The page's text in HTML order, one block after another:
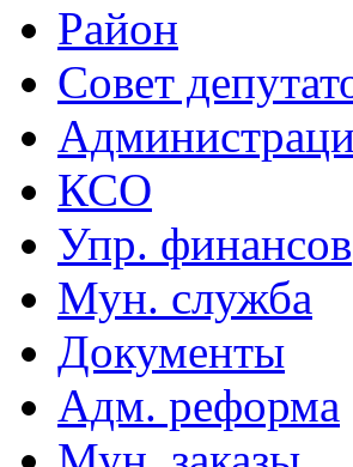
Район
Совет
КСО
Упр. финансов
Мун. служба
Документы
Адм. реформа